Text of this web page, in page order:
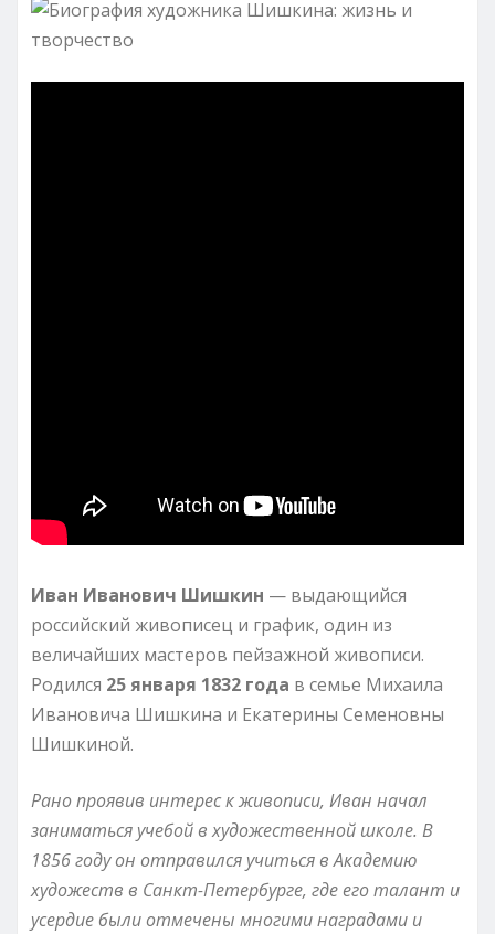
Иван Иванович Шишкин — выдающийся
российский живописец и график, один из
величайших мастеров пейзажной живописи.
Родился 25 января 1832 года в семье Михаила
Ивановича Шишкина и Екатерины Семеновны
Шишкиной.
Рано проявив интерес к живописи, Иван начал
заниматься учебой в художественной школе. В
1856 году он отправился учиться в Академию
художеств в Санкт-Петербурге, где его талант и
усердие были отмечены многими наградами и